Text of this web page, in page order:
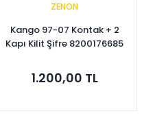
ZENON
Kango 97-07 Kontak + 2
Kapı Kilit Şifre 8200176685
1.200,00 TL